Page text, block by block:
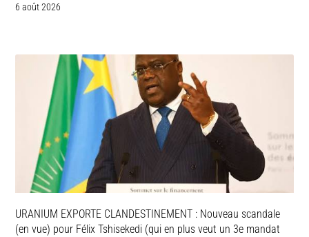
6 août 2026
URANIUM EXPORTE CLANDESTINEMENT : Nouveau scandale
(en vue) pour Félix Tshisekedi (qui en plus veut un 3e mandat